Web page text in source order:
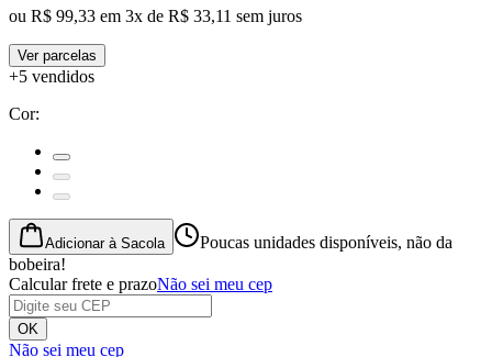
ou R$ 99,33 em 3x de R$ 33,11 sem juros
Ver parcelas
+5 vendidos
Cor:
Adicionar à Sacola
Poucas unidades disponíveis, não da
bobeira!
Calcular frete e prazoNão sei meu cep
OK
Não sei meu cep